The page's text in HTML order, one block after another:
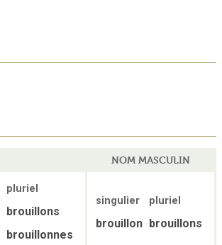
NOM MASCULIN
pluriel
brouillons
brouillonnes
singulier pluriel
brouillon brouillons